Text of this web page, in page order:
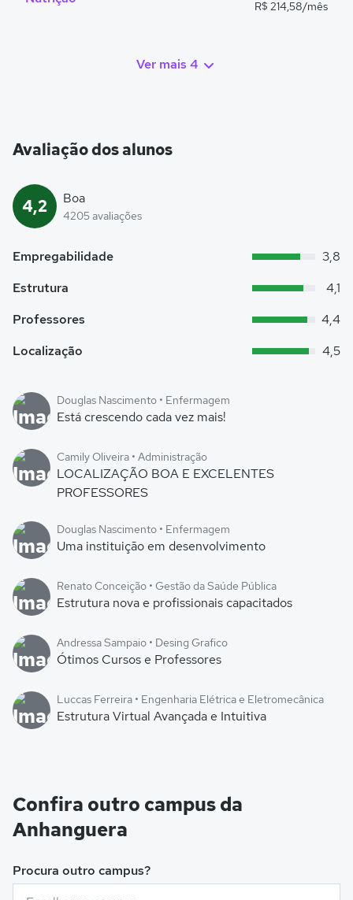
R$ 214,58/mês
Ver mais 4
Avaliação dos alunos
4,2 Boa
4205 avaliações
Empregabilidade
3,8
Estrutura
4,1
Professores
4,4
Localização
4,5
Douglas Nascimento • Enfermagem
Está crescendo cada vez mais!
Camily Oliveira • Administração
LOCALIZAÇÃO BOA E EXCELENTES
PROFESSORES
Douglas Nascimento • Enfermagem
Uma instituição em desenvolvimento
Renato Conceição • Gestão da Saúde Pública
Estrutura nova e profissionais capacitados
Andressa Sampaio • Desing Grafico
Ótimos Cursos e Professores
Luccas Ferreira • Engenharia Elétrica e Eletromecânica
Estrutura Virtual Avançada e Intuitiva
Confira outro campus da
Anhanguera
Procura outro campus?